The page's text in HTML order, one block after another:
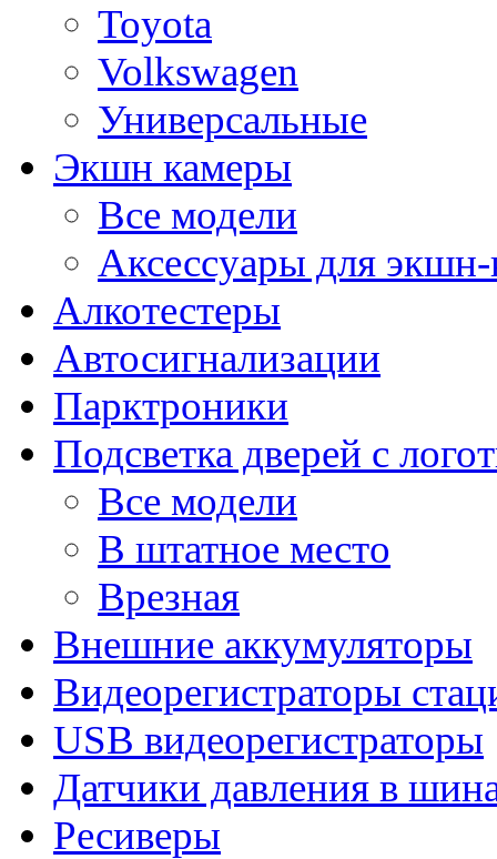
Toyota
Volkswagen
Универсальные
Экшн камеры
Все модели
Аксессуары для
Алкотестеры
Автосигнализации
Парктроники
Подсветка дверей с
Все модели
В штатное место
Врезная
Внешние аккумуляторы
Видеорегистраторы
USB видеорегистраторы
Датчики давления в
Ресиверы